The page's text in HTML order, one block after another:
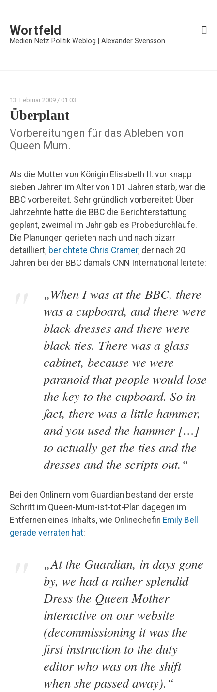
Wortfeld
Medien Netz Politik Weblog | Alexander Svensson
13. Februar 2009 / 01:03
Überplant
Vorbereitungen für das Ableben von
Queen Mum.
Als die Mutter von Königin Elisabeth II. vor knapp
sieben Jahren im Alter von 101 Jahren starb, war die
BBC vorbereitet. Sehr gründlich vorbereitet: Über
Jahrzehnte hatte die BBC die Berichterstattung
geplant, zweimal im Jahr gab es Probedurchläufe.
Die Planungen gerieten nach und nach bizarr
detailliert, berichtete Chris Cramer, der nach 20
Jahren bei der BBC damals CNN International leitete:
„When I was at the BBC, there
was a cupboard, and there were
black dresses and there were
black ties. There was a glass
cabinet, because we were
paranoid that people would lose
the key to the cupboard. So in
fact, there was a little hammer,
and you used the hammer […]
to actually get the ties and the
dresses and the scripts out.“
Bei den Onlinern vom Guardian bestand der erste
Schritt im Queen-Mum-ist-tot-Plan dagegen im
Entfernen eines Inhalts, wie Onlinechefin Emily Bell
gerade verraten hat:
„At the Guardian, in days gone
by, we had a rather splendid
Dress the Queen Mother
interactive on our website
(decommissioning it was the
first instruction to the duty
editor who was on the shift
when she passed away).“